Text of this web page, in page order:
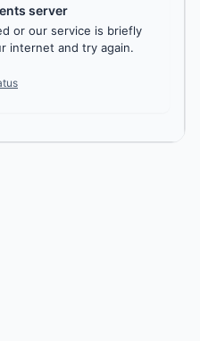
server
or our service is briefly
internet and try again.